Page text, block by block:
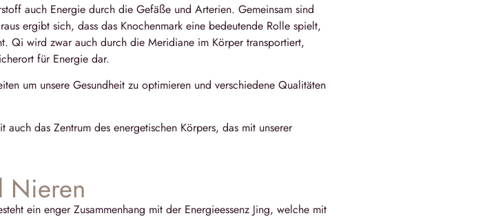
auch Energie durch die Gefäße und Arterien. Gemeinsam sind
ergibt sich, dass das Knochenmark eine bedeutende Rolle spielt,
Qi wird zwar auch durch die Meridiane im Körper transportiert,
für Energie dar.
um unsere Gesundheit zu optimieren und verschiedene Qualitäten
das Zentrum des energetischen Körpers, das mit unserer
Nieren
ein enger Zusammenhang mit der Energieessenz Jing, welche mit